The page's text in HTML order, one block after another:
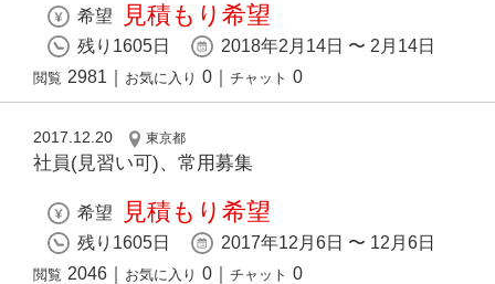
希望 見積もり希望
残り1605日 2018年2月14日 〜 2月14日
閲覧 2981 お気に入り 0 チャット 0
2017.12.20 東京都
社員(見習い可)、常用募集
希望 見積もり希望
残り1605日 2017年12月6日 〜 12月6日
閲覧 2046 お気に入り 0 チャット 0